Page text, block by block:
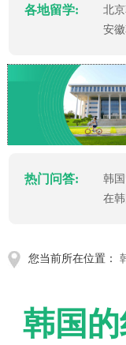
各地留学: 北
安
热门问答: 韩
在
您当前所在位置：
韩国